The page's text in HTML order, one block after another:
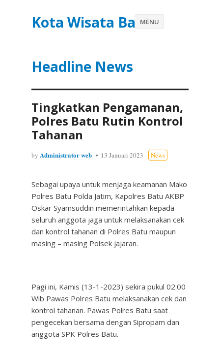
Kota Wisata Batu
Headline News
MENU
Tingkatkan Pengamanan,
Polres Batu Rutin Kontrol
Tahanan
by Administrator web 13 Januari 2023 News
Sebagai upaya untuk menjaga keamanan Mako
Polres Batu Polda Jatim, Kapolres Batu AKBP
Oskar Syamsuddin memerintahkan kepada
seluruh anggota jaga untuk melaksanakan cek
dan kontrol tahanan di Polres Batu maupun
masing – masing Polsek jajaran.
Pagi ini, Kamis (13-1-2023) sekira pukul 02.00
Wib Pawas Polres Batu melaksanakan cek dan
kontrol tahanan. Pawas Polres Batu saat
pengecekan bersama dengan Sipropam dan
anggota SPK Polres Batu.